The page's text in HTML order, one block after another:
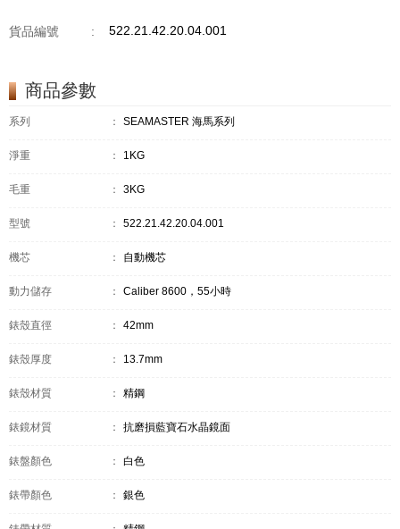
貨品編號 : 522.21.42.20.04.001
商品參數
系列 ： SEAMASTER 海馬系列
淨重 ： 1KG
毛重 ： 3KG
型號 ： 522.21.42.20.04.001
機芯 ： 自動機芯
動力儲存 ： Caliber 8600，55小時
錶殼直徑 ： 42mm
錶殼厚度 ： 13.7mm
錶殼材質 ： 精鋼
錶鏡材質 ： 抗磨損藍寶石水晶鏡面
錶盤顏色 ： 白色
錶帶顏色 ： 銀色